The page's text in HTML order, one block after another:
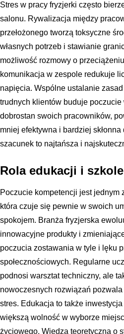
Stres w pracy fryzjerki często
salonu. Rywalizacja między
przełożonego tworzą toksyczne
własnych potrzeb i stawianie
możliwość rozmowy o
komunikacja w zespole redukuje
napięcia. Wspólne ustalanie
trudnych klientów buduje
dobrostan swoich pracowników,
mniej efektywna i bardziej
szacunek to najtańsza i
Rola edukacji i
Poczucie kompetencji jest jednym
która czuje się pewnie w swoich
spokojem. Branża fryzjerska
innowacyjne produkty i
poczucia zostawania w tyle i lęku
społecznościowych. Regularne
podnosi warsztat techniczny, ale
nowoczesnych rozwiązań
stres. Edukacja to także
większą wolność w wyborze
życiowego. Wiedza teoretyczna o